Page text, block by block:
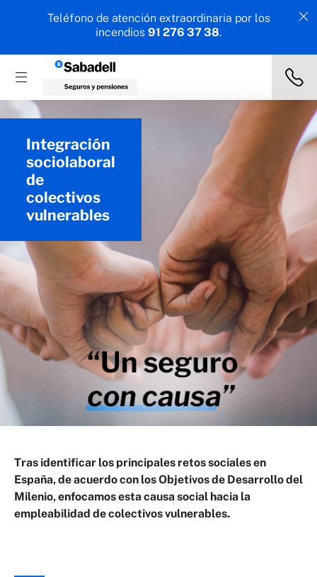
Teléfono de atención extraordinaria por los
incendios 91 276 37 38.
Integración
sociolaboral
de
colectivos
vulnerables
Tras identificar los principales retos sociales en
España, de acuerdo con los Objetivos de Desarrollo del
Milenio, enfocamos esta causa social hacia la
empleabilidad de colectivos vulnerables.